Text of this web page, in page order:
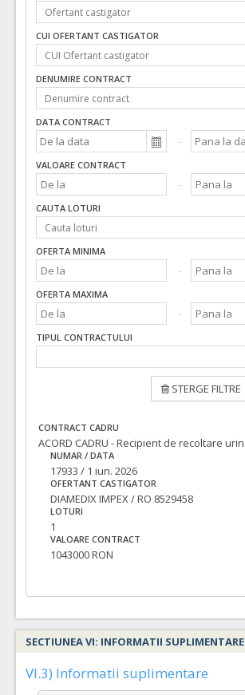
CUI OFERTANT CASTIGATOR
DENUMIRE CONTRACT
DATA CONTRACT
VALOARE CONTRACT
CAUTA LOTURI
OFERTA MINIMA
OFERTA MAXIMA
TIPUL CONTRACTULUI
STERGE FILTRE
CONTRACT CADRU
NUMAR / DATA
17933 / 1 iun. 2026
OFERTANT CASTIGATOR
DIAMEDIX IMPEX / RO 8529458
LOTURI
1
VALOARE CONTRACT
1043000 RON
SECTIUNEA VI: INFORMATII SUPLIMENTARE
VI.3) Informatii suplimentare